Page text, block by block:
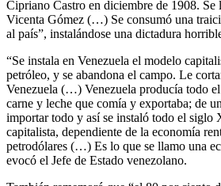
Cipriano Castro en diciembre de 1908. Se
Vicenta Gómez (…) Se consumó una
al país”, instalándose una dictadura
“Se instala en Venezuela el modelo
petróleo, y se abandona el campo. Le
Venezuela (…) Venezuela producía todo
carne y leche que comía y exportaba; de
importar todo y así se instaló todo el siglo
capitalista, dependiente de la economía
petrodólares (…) Es lo que se llamo una
evocó el Jefe de Estado venezolano.